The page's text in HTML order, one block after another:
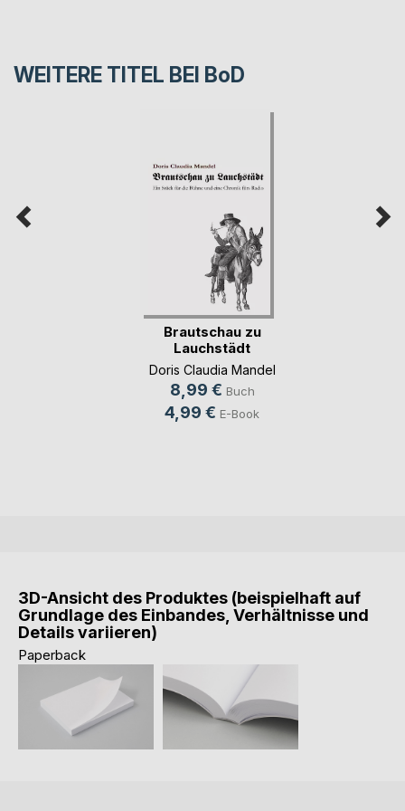
WEITERE TITEL BEI BoD
Brautschau zu
Lauchstädt
Doris Claudia Mandel
8,99 € Buch
4,99 € E-Book
3D-Ansicht des Produktes (beispielhaft auf
Grundlage des Einbandes, Verhältnisse und
Details variieren)
Paperback